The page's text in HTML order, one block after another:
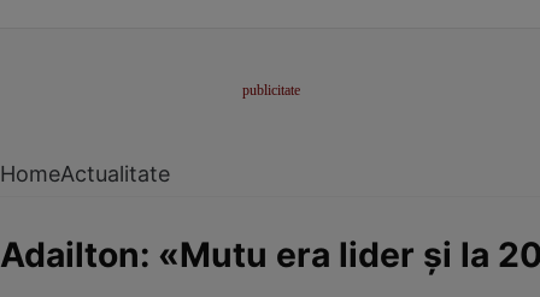
HomeActualitate
Adailton: «Mutu era lider şi la